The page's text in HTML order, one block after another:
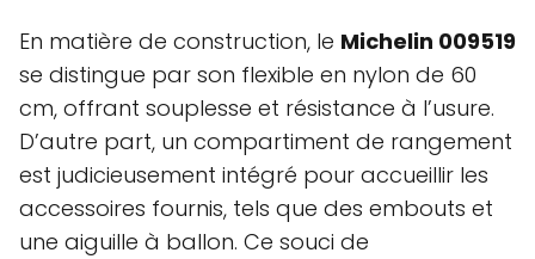
En matière de construction, le Michelin 009519
se distingue par son flexible en nylon de 60
cm, offrant souplesse et résistance à l’usure.
D’autre part, un compartiment de rangement
est judicieusement intégré pour accueillir les
accessoires fournis, tels que des embouts et
une aiguille à ballon. Ce souci de